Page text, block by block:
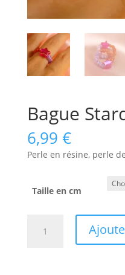
Bague
6,99 €
Perle en résine, perle
Taille en cm